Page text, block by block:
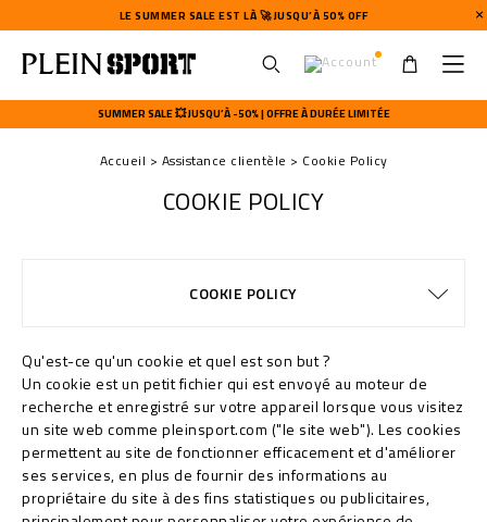
LE SUMMER SALE EST LÀ 🚀 JUSQU’À 50% OFF
s
e
m
e
n
SUMMER SALE 💥 JUSQU’À -50% | OFFRE À DURÉE LIMITÉE
Accueil Assistance clientèle Cookie Policy
COOKIE POLICY
COOKIE POLICY
Qu'est-ce qu'un cookie et quel est son but ?
Un cookie est un petit fichier qui est envoyé au moteur de
recherche et enregistré sur votre appareil lorsque vous visitez
un site web comme pleinsport.com ("le site web"). Les cookies
permettent au site de fonctionner efficacement et d'améliorer
ses services, en plus de fournir des informations au
propriétaire du site à des fins statistiques ou publicitaires,